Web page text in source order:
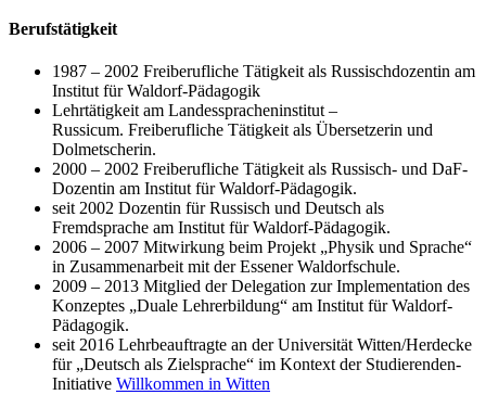
Berufstätigkeit
1987 – 2002 Freiberufliche Tätigkeit als Russischdozentin am
Institut für Waldorf-Pädagogik
Lehrtätigkeit am Landesspracheninstitut –
Russicum. Freiberufliche Tätigkeit als Übersetzerin und
Dolmetscherin.
2000 – 2002 Freiberufliche Tätigkeit als Russisch- und DaF-
Dozentin am Institut für Waldorf-Pädagogik.
seit 2002 Dozentin für Russisch und Deutsch als
Fremdsprache am Institut für Waldorf-Pädagogik.
2006 – 2007 Mitwirkung beim Projekt „Physik und Sprache“
in Zusammenarbeit mit der Essener Waldorfschule.
2009 – 2013 Mitglied der Delegation zur Implementation des
Konzeptes „Duale Lehrerbildung“ am Institut für Waldorf-
Pädagogik.
seit 2016 Lehrbeauftragte an der Universität Witten/Herdecke
für „Deutsch als Zielsprache“ im Kontext der Studierenden-
Initiative Willkommen in Witten